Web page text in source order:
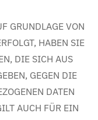
GRUNDLAGE VON
HABEN SIE
DIE SICH AUS
GEGEN DIE
DATEN
AUCH FÜR EIN